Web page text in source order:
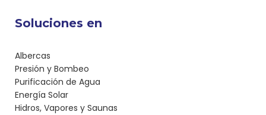
Soluciones en
Albercas
Presión y Bombeo
Purificación de Agua
Energía Solar
Hidros, Vapores y Saunas